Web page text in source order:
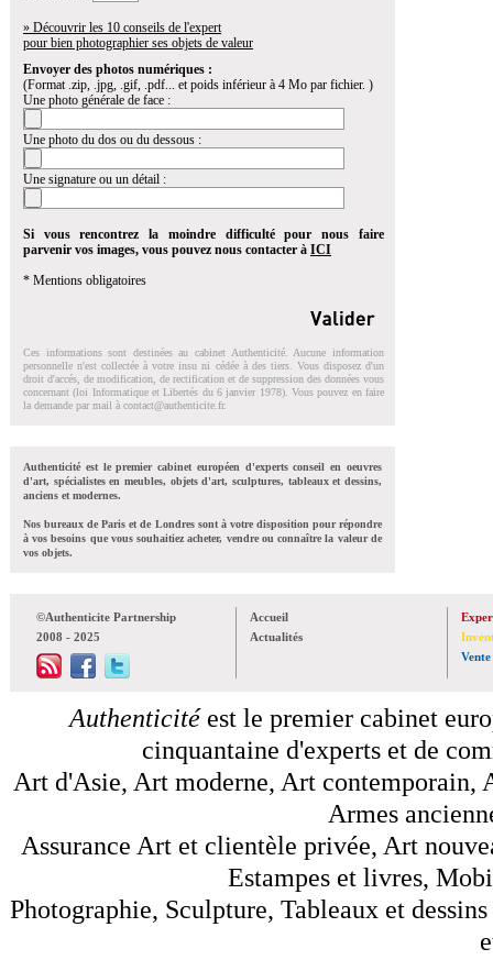
» Découvrir les 10 conseils de l'expert
pour bien photographier ses objets de valeur
Envoyer des photos numériques :
(Format .zip, .jpg, .gif, .pdf... et poids inférieur à 4 Mo par fichier. )
Une photo générale de face :
Une photo du dos ou du dessous :
Une signature ou un détail :
Si vous rencontrez la moindre difficulté pour nous faire
parvenir vos images, vous pouvez nous contacter à ICI
* Mentions obligatoires
Ces informations sont destinées au cabinet Authenticité. Aucune information
personnelle n'est collectée à votre insu ni cédée à des tiers. Vous disposez d'un
droit d'accés, de modification, de rectification et de suppression des données vous
concernant (loi Informatique et Libertés du 6 janvier 1978). Vous pouvez en faire
la demande par mail à contact@authenticite.fr.
Authenticité est le premier cabinet européen d'experts conseil en oeuvres
d'art, spécialistes en meubles, objets d'art, sculptures, tableaux et dessins,
anciens et modernes.
Nos bureaux de Paris et de Londres sont à votre disposition pour répondre
à vos besoins que vous souhaitiez acheter, vendre ou connaître la valeur de
vos objets.
©Authenticite Partnership
2008 - 2025
Accueil
Actualités
Vente
Authenticitéest le premier cabinet
cinquantaine d'experts et de
Art d'Asie, Art moderne, Art contemporain,
Armes
Assurance Art et clientèle privée, Art
Estampes et livres,
Photographie, Sculpture, Tableaux et